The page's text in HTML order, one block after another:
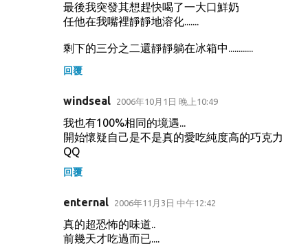
最後我突發其想趕快喝了一大口鮮奶
任他在我嘴裡靜靜地溶化.......
剩下的三分之二還靜靜躺在冰箱中............
回覆
windseal 2006年10月1日 晚上10:49
我也有100%相同的境遇...
開始懷疑自己是不是真的愛吃純度高的巧克力
QQ
回覆
enternal 2006年11月3日 中午12:42
真的超恐怖的味道..
前幾天才吃過而已....